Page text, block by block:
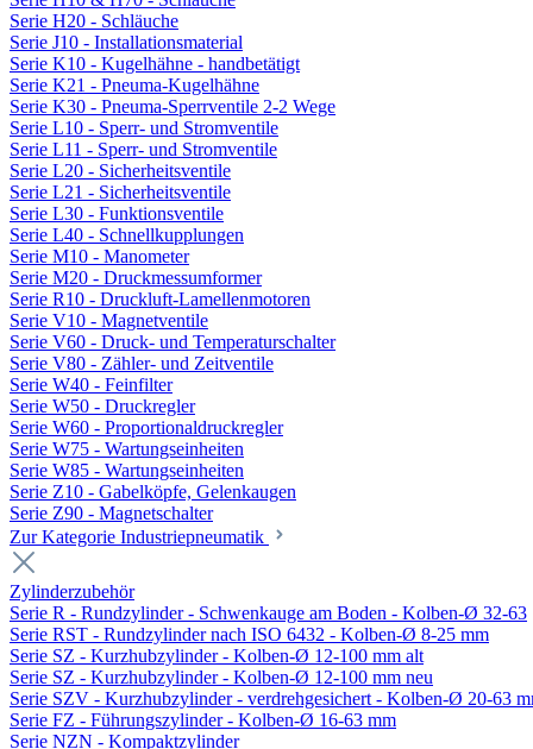
Serie H20 - Schläuche
Serie J10 - Installationsmaterial
Serie K10 - Kugelhähne - handbetätigt
Serie K21 - Pneuma-Kugelhähne
Serie K30 - Pneuma-Sperrventile 2-2 Wege
Serie L10 - Sperr- und Stromventile
Serie L11 - Sperr- und Stromventile
Serie L20 - Sicherheitsventile
Serie L21 - Sicherheitsventile
Serie L30 - Funktionsventile
Serie L40 - Schnellkupplungen
Serie M10 - Manometer
Serie M20 - Druckmessumformer
Serie R10 - Druckluft-Lamellenmotoren
Serie V10 - Magnetventile
Serie V60 - Druck- und Temperaturschalter
Serie V80 - Zähler- und Zeitventile
Serie W40 - Feinfilter
Serie W50 - Druckregler
Serie W60 - Proportionaldruckregler
Serie W75 - Wartungseinheiten
Serie W85 - Wartungseinheiten
Serie Z10 - Gabelköpfe, Gelenkaugen
Serie Z90 - Magnetschalter
Zur Kategorie Industriepneumatik
Zylinderzubehör
Serie R - Rundzylinder - Schwenkauge am Boden - Kolben-Ø 32-63
Serie RST - Rundzylinder nach ISO 6432 - Kolben-Ø 8-25 mm
Serie SZ - Kurzhubzylinder - Kolben-Ø 12-100 mm alt
Serie SZ - Kurzhubzylinder - Kolben-Ø 12-100 mm neu
Serie SZV - Kurzhubzylinder - verdrehgesichert - Kolben-Ø 20-63
Serie FZ - Führungszylinder - Kolben-Ø 16-63 mm
Serie NZN - Kompaktzylinder